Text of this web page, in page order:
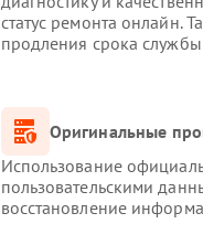
статус ремонта онлайн.
продления срока
Оригинальные
Использование
пользовательскими
восстановление